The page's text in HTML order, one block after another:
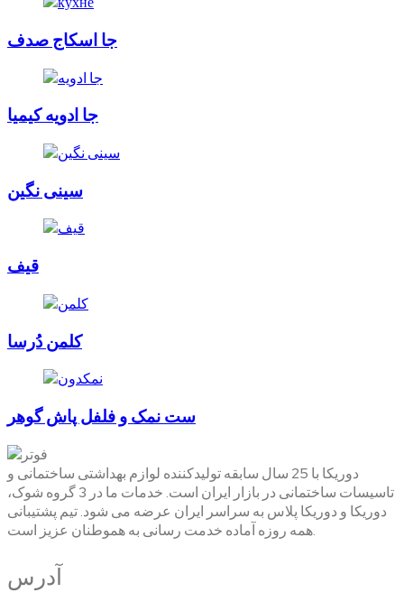
جا اسکاج صدف
جا ادویه کیمیا
سینی نگین
قیف
کلمن دُرسا
ست نمک و فلفل پاش گوهر
دوریکا با 25 سال سابقه تولیدکننده لوازم بهداشتی ساختمانی و
تاسیسات ساختمانی در بازار ایران است. خدمات ما در 3 گروه شوک،
دوریکا و دوریکا پلاس به سراسر ایران عرضه می شود. تیم پشتیبانی
همه روزه آماده خدمت رسانی به هموطنان عزیز است.
آدرس